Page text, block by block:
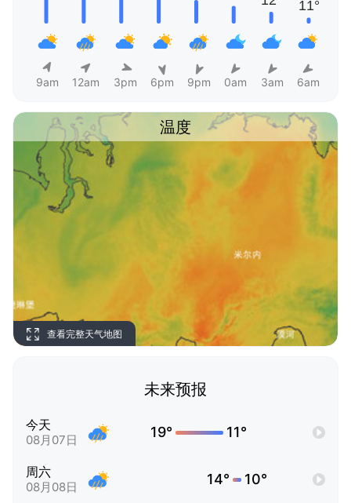
9am 12am 3pm 6pm 9pm 0am 3am 6am
温度
查看完整天气地图
未来预报
今天
08月07日 19° 11°
周六
08月08日 14° 10°